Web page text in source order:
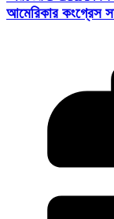
আমেরিকার কংগ্রেস